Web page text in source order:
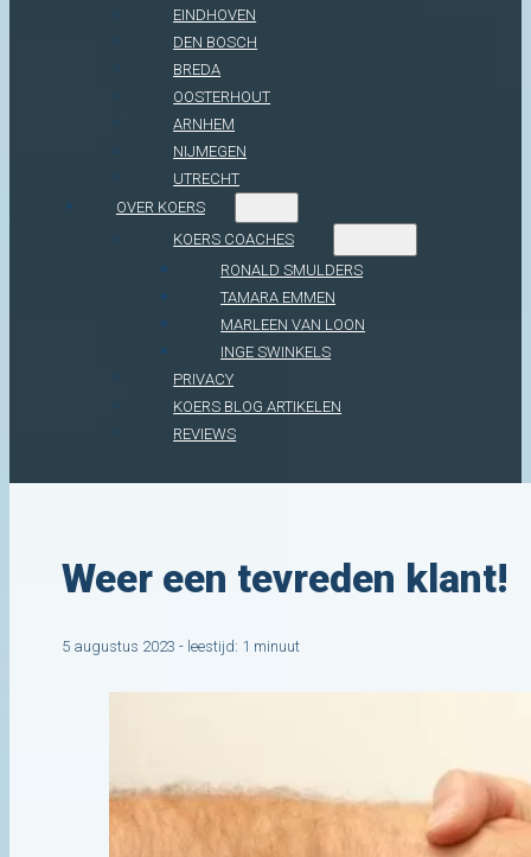
EINDHOVEN
DEN BOSCH
BREDA
OOSTERHOUT
ARNHEM
NIJMEGEN
UTRECHT
OVER KOERS
KOERS COACHES
RONALD SMULDERS
TAMARA EMMEN
MARLEEN VAN LOON
INGE SWINKELS
PRIVACY
KOERS BLOG ARTIKELEN
REVIEWS
Weer een tevreden klant!
5 augustus 2023 - leestijd: 1 minuut